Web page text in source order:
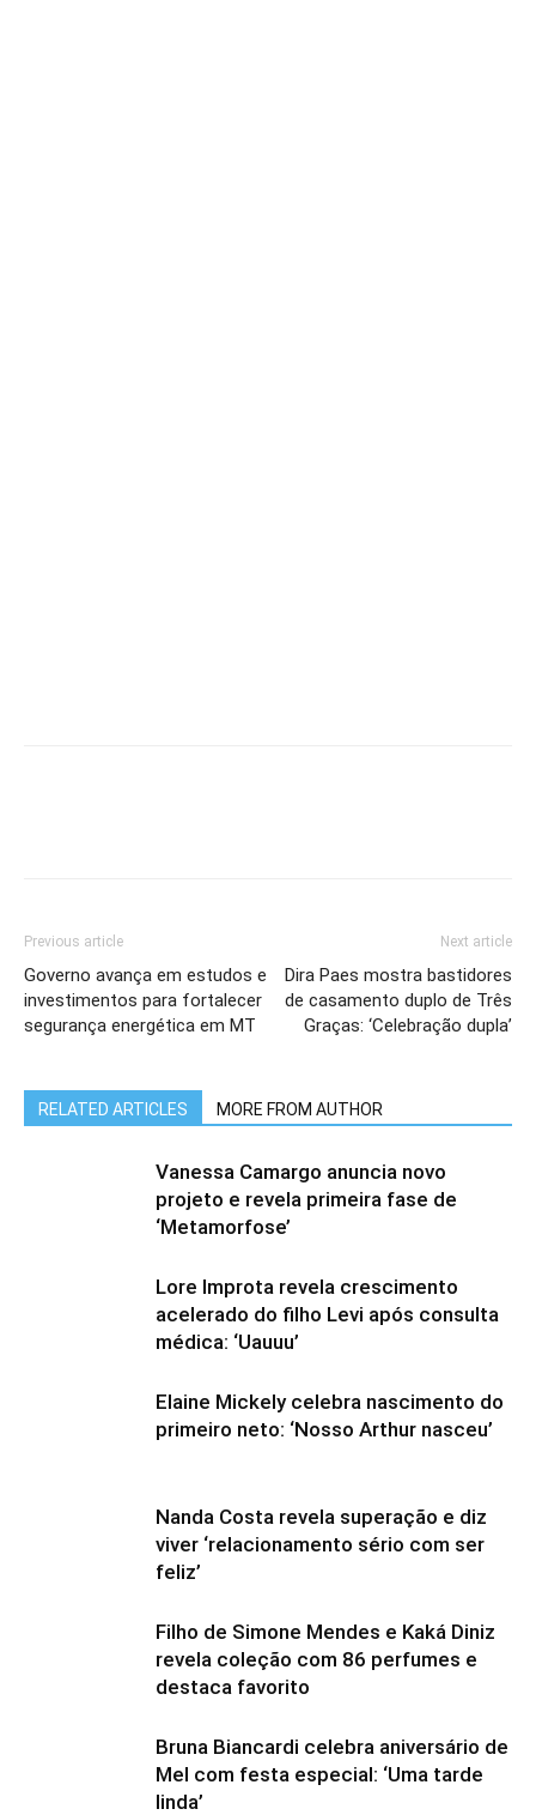
Previous article
Governo avança em estudos e
investimentos para fortalecer
segurança energética em MT
Next article
Dira Paes mostra bastidores
de casamento duplo de Três
Graças: ‘Celebração dupla’
RELATED ARTICLES MORE FROM AUTHOR
Vanessa Camargo anuncia novo
projeto e revela primeira fase de
‘Metamorfose’
Lore Improta revela crescimento
acelerado do filho Levi após consulta
médica: ‘Uauuu’
Elaine Mickely celebra nascimento do
primeiro neto: ‘Nosso Arthur nasceu’
Nanda Costa revela superação e diz
viver ‘relacionamento sério com ser
feliz’
Filho de Simone Mendes e Kaká Diniz
revela coleção com 86 perfumes e
destaca favorito
Bruna Biancardi celebra aniversário de
Mel com festa especial: ‘Uma tarde
linda’